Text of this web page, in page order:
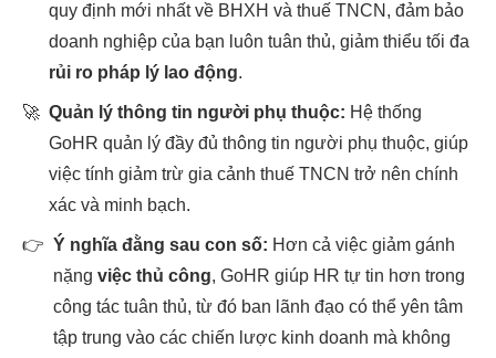
quy định mới nhất về BHXH và thuế TNCN, đảm bảo
doanh nghiệp của bạn luôn tuân thủ, giảm thiểu tối đa
rủi ro pháp lý lao động.
🚀 Quản lý thông tin người phụ thuộc: Hệ thống
GoHR quản lý đầy đủ thông tin người phụ thuộc, giúp
việc tính giảm trừ gia cảnh thuế TNCN trở nên chính
xác và minh bạch.
👉 Ý nghĩa đằng sau con số: Hơn cả việc giảm gánh
nặng việc thủ công, GoHR giúp HR tự tin hơn trong
công tác tuân thủ, từ đó ban lãnh đạo có thể yên tâm
tập trung vào các chiến lược kinh doanh mà không